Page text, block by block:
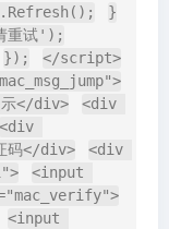
}
重试');
});
</script>
</div>
<div
<div
码</div>
<div
<input
<input